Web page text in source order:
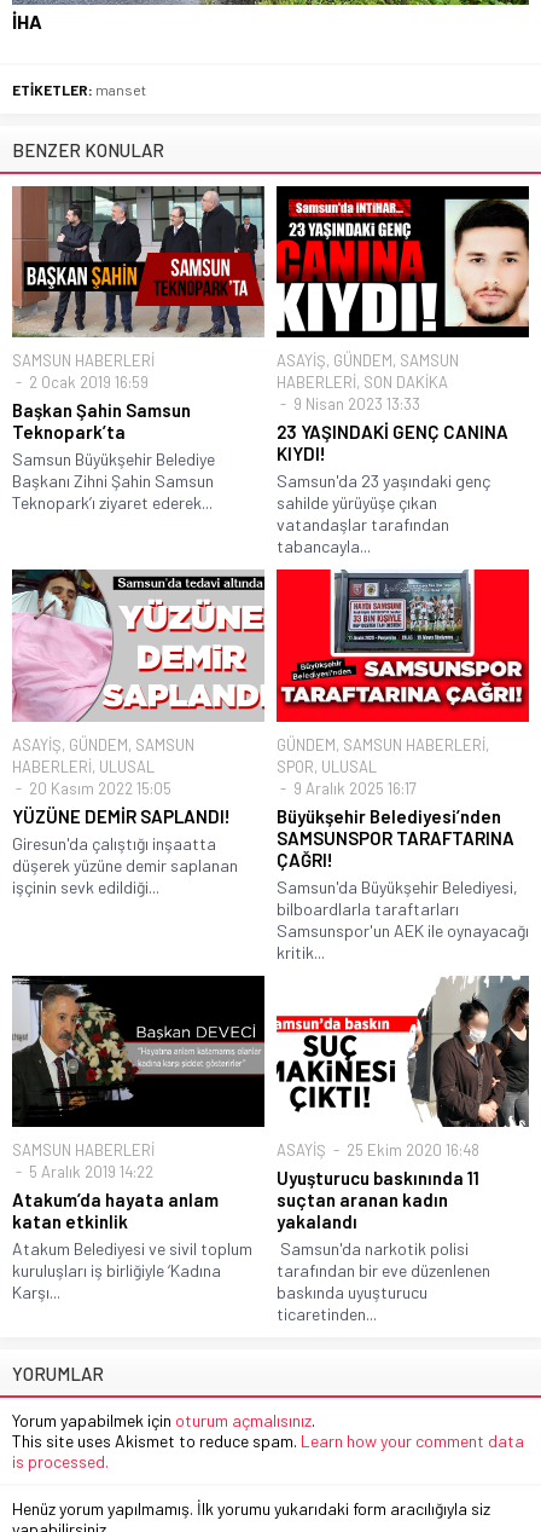
İHA
ETİKETLER: manset
BENZER KONULAR
SAMSUN HABERLERİ
2 Ocak 2019 16:59
Başkan Şahin Samsun
Teknopark’ta
Samsun Büyükşehir Belediye
Başkanı Zihni Şahin Samsun
Teknopark’ı ziyaret ederek...
ASAYİŞ, GÜNDEM, SAMSUN
HABERLERİ, SON DAKİKA
9 Nisan 2023 13:33
23 YAŞINDAKİ GENÇ CANINA
KIYDI!
Samsun'da 23 yaşındaki genç
sahilde yürüyüşe çıkan
vatandaşlar tarafından
tabancayla...
ASAYİŞ, GÜNDEM, SAMSUN
HABERLERİ, ULUSAL
20 Kasım 2022 15:05
YÜZÜNE DEMİR SAPLANDI!
Giresun'da çalıştığı inşaatta
düşerek yüzüne demir saplanan
işçinin sevk edildiği...
GÜNDEM, SAMSUN HABERLERİ,
SPOR, ULUSAL
9 Aralık 2025 16:17
Büyükşehir Belediyesi’nden
SAMSUNSPOR TARAFTARINA
ÇAĞRI!
Samsun'da Büyükşehir Belediyesi,
bilboardlarla taraftarları
Samsunspor'un AEK ile oynayacağı
kritik...
SAMSUN HABERLERİ
5 Aralık 2019 14:22
Atakum’da hayata anlam
katan etkinlik
Atakum Belediyesi ve sivil toplum
kuruluşları iş birliğiyle ‘Kadına
Karşı...
ASAYİŞ 25 Ekim 2020 16:48
Uyuşturucu baskınında 11
suçtan aranan kadın
yakalandı
Samsun'da narkotik polisi
tarafından bir eve düzenlenen
baskında uyuşturucu
ticaretinden...
YORUMLAR
Yorum yapabilmek için oturum açmalısınız.
This site uses Akismet to reduce spam. Learn how your comment data
is processed.
Henüz yorum yapılmamış. İlk yorumu yukarıdaki form aracılığıyla siz